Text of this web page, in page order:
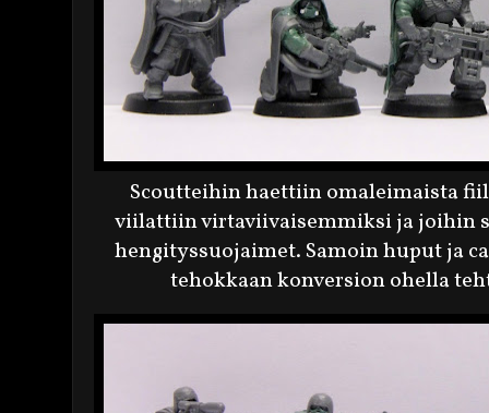
Scoutteihin haettiin omaleimaista
viilattiin virtaviivaisemmiksi ja joihin
hengityssuojaimet. Samoin huput ja
tehokkaan konversion ohella